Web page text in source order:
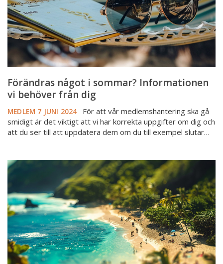
behöver
från
dig
Förändras något i sommar? Informationen
vi behöver från dig
MEDLEM 7 JUNI 2024
För att vår medlemshantering ska gå
smidigt är det viktigt att vi har korrekta uppgifter om dig och
att du ser till att uppdatera dem om du till exempel slutar…
Glad
sommar
önskar
Mäklarsamfundet